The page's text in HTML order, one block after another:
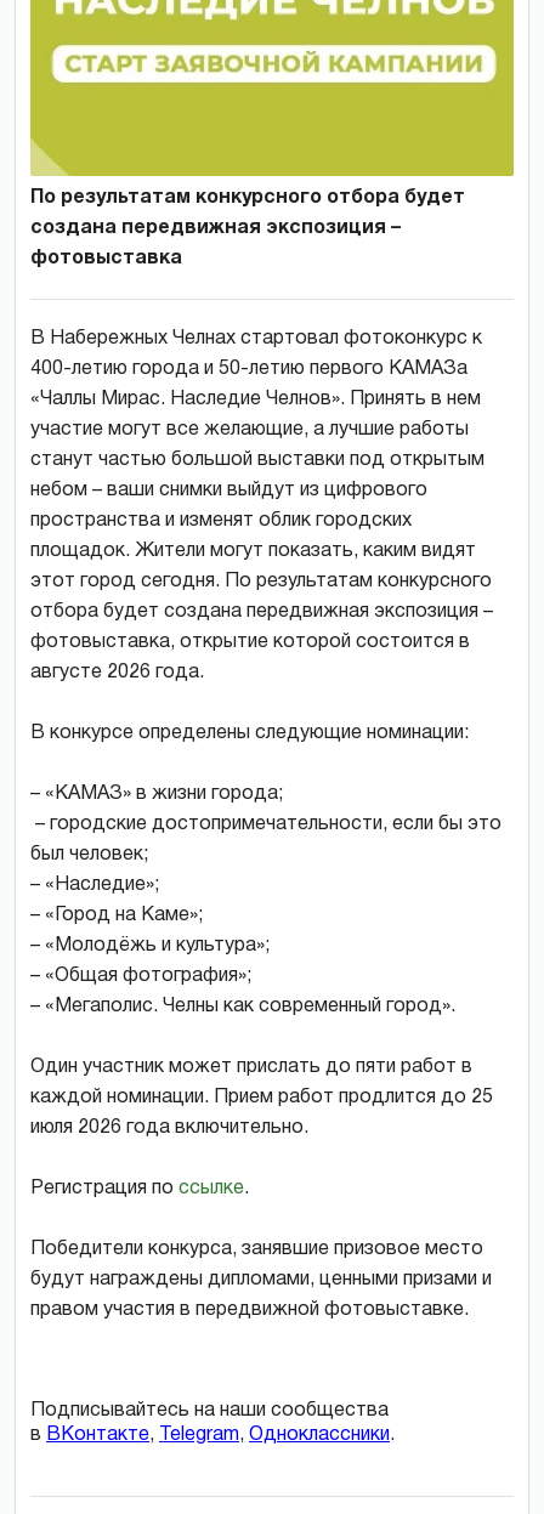
По результатам конкурсного отбора будет
создана передвижная экспозиция –
фотовыставка
В Набережных Челнах стартовал фотоконкурс к
400-летию города и 50-летию первого КАМАЗа
«Чаллы Мирас. Наследие Челнов». Принять в нем
участие могут все желающие, а лучшие работы
станут частью большой выставки под открытым
небом – ваши снимки выйдут из цифрового
пространства и изменят облик городских
площадок. Жители могут показать, каким видят
этот город сегодня. По результатам конкурсного
отбора будет создана передвижная экспозиция –
фотовыставка, открытие которой состоится в
августе 2026 года.
В конкурсе определены следующие номинации:
– «КАМАЗ» в жизни города;
– городские достопримечательности, если бы это
был человек;
– «Наследие»;
– «Город на Каме»;
– «Молодёжь и культура»;
– «Общая фотография»;
– «Мегаполис. Челны как современный город».
Один участник может прислать до пяти работ в
каждой номинации. Прием работ продлится до 25
июля 2026 года включительно.
Регистрация по ссылке.
Победители конкурса, занявшие призовое место
будут награждены дипломами, ценными призами и
правом участия в передвижной фотовыставке.
Подписывайтесь на наши сообщества
в ВКонтакте, Telegram, Одноклассники .